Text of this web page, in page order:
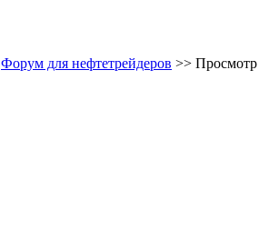
Форум для нефтетрейдеров >>